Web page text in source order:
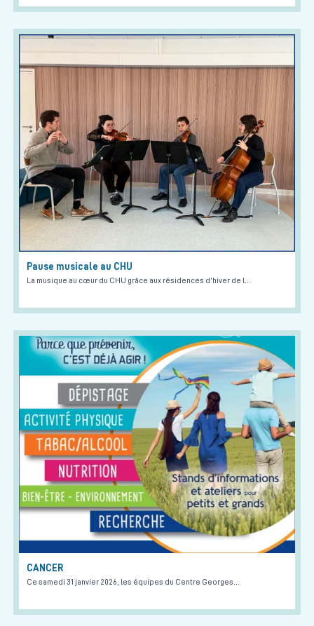
Pause musicale au CHU
La musique au cœur du CHU grâce aux résidences d’hiver de l…
CANCER
Ce samedi 31 janvier 2026, les équipes du Centre Georges…